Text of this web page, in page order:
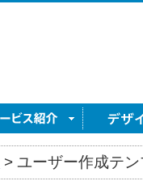
> ユーザー作成テ